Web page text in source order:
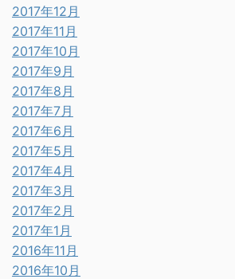
2017年12月
2017年11月
2017年10月
2017年9月
2017年8月
2017年7月
2017年6月
2017年5月
2017年4月
2017年3月
2017年2月
2017年1月
2016年11月
2016年10月